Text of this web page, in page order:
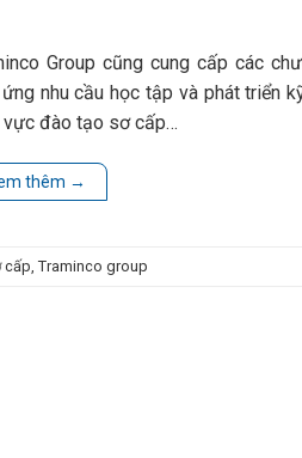
Group cũng cung cấp các
nhu cầu học tập và phát triển
vực đào tạo sơ cấp…
thêm →
cấp Traminco group